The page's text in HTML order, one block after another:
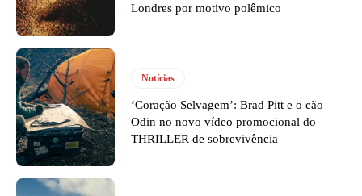
Londres por motivo polêmico
Notícias
‘Coração Selvagem’: Brad Pitt e o cão
Odin no novo vídeo promocional do
THRILLER de sobrevivência